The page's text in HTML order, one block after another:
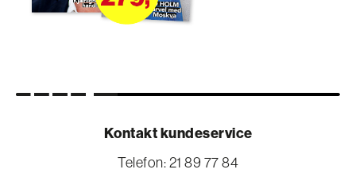
Kontakt kundeservice
Telefon: 21 89 77 84